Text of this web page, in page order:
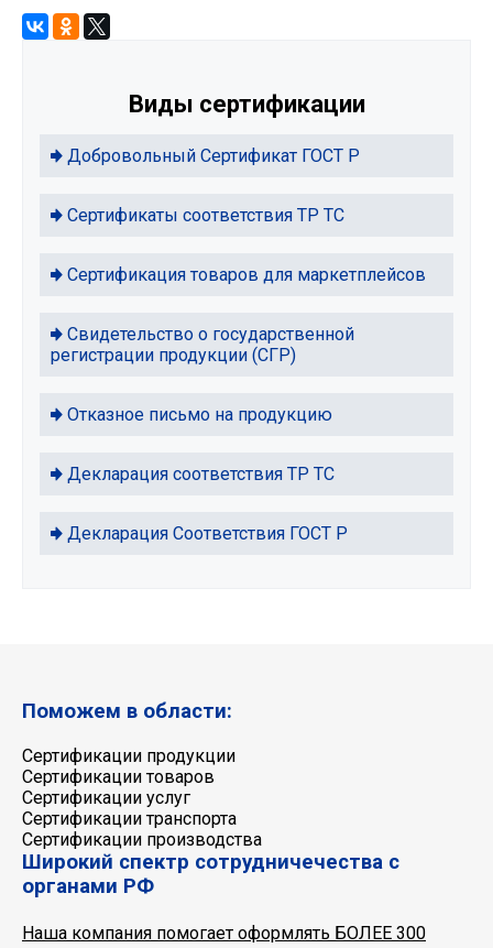
Виды сертификации
Добровольный Сертификат ГОСТ Р
Сертификаты соответствия ТР ТС
Сертификация товаров для маркетплейсов
Свидетельство о государственной
регистрации продукции (СГР)
Отказное письмо на продукцию
Декларация соответствия ТР ТС
Декларация Соответствия ГОСТ Р
Поможем в области:
Сертификации продукции
Сертификации товаров
Сертификации услуг
Сертификации транспорта
Сертификации производства
Широкий спектр сотрудничечества с
органами РФ
Наша компания помогает оформлять БОЛЕЕ 300